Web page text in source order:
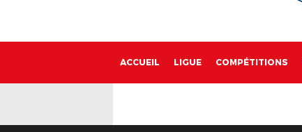
ACCUEIL LIGUE COMPÉTITIONS